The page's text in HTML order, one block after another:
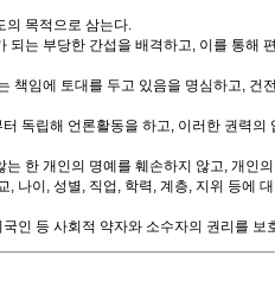
의 목적으로 삼는다.
되는 부당한 간섭을 배격하고, 이를 통해
책임에 토대를 두고 있음을 명심하고, 건
독립해 언론활동을 하고, 이러한 권력
한 개인의 명예를 훼손하지 않고, 개인
, 나이, 성별, 직업, 학력, 계층, 지위 등에
인 등 사회적 약자와 소수자의 권리를 보